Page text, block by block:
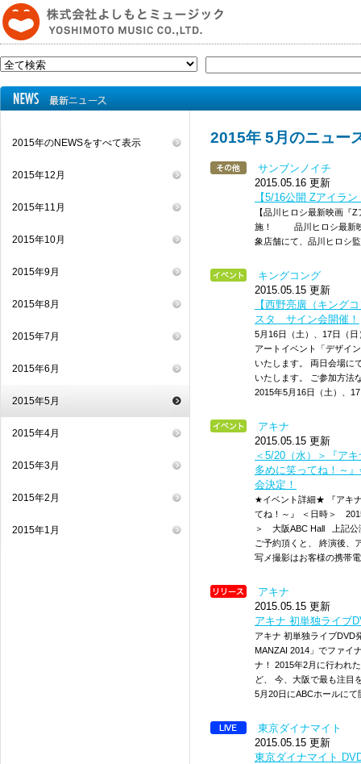
2015年のNEWSをすべて表示
2015年12月
2015年11月
2015年10月
2015年9月
2015年8月
2015年7月
2015年6月
2015年5月
2015年4月
2015年3月
2015年2月
2015年1月
2015年 5月のニュー
サンブンノイチ
2015.05.16 更新
【5/16公開 Zアイラ
【品川ヒロシ最新映画『
施！ 品川ヒロシ最新映
象店舗にて、品川ヒロシ
キングコング
2015.05.15 更新
【西野亮廣（キング
スタ サイン会開催！
5月16日（土）、17日（
アートイベント「デザイ
いたします。 両日会場に
いたします。 ご参加方法
2015年5月16日（土）、
アキナ
2015.05.15 更新
＜5/20（水）＞『ア
多めに笑ってね！～
会決定！
★イベント詳細★ 『アキ
てね！～』 ＜日時＞
＞ 大阪ABC Hall 上記公
ご予約頂くと、 終演後、
写メ撮影はお客様の携帯
アキナ
2015.05.15 更新
アキナ 初単独ライブ
アキナ 初単独ライブDVD
MANZAI 2014」でファイ
ナ！ 2015年2月に行われ
ど、 今、大阪で最も注目
5月20日にABCホールに
東京ダイナマイト
2015.05.15 更新
東京ダイナマイト